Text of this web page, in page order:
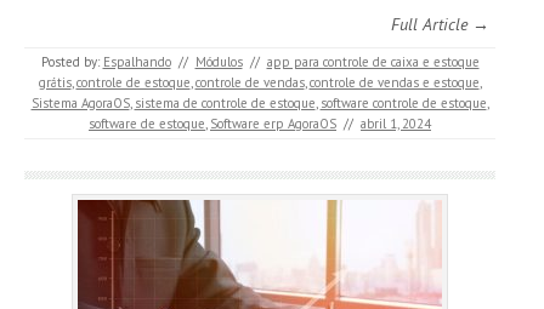
Full Article →
Posted by: Espalhando // Módulos // app para controle de caixa e estoque
grátis,controle de estoque,controle de vendas,controle de vendas e estoque,
Sistema AgoraOS, sistema de controle de estoque, software controle de estoque,
software de estoque, Software erp AgoraOS // abril 1, 2024